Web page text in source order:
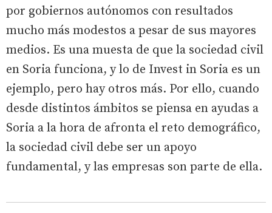
por gobiernos autónomos con resultados
mucho más modestos a pesar de sus mayores
medios. Es una muesta de que la sociedad civil
en Soria funciona, y lo de Invest in Soria es un
ejemplo, pero hay otros más. Por ello, cuando
desde distintos ámbitos se piensa en ayudas a
Soria a la hora de afronta el reto demográfico,
la sociedad civil debe ser un apoyo
fundamental, y las empresas son parte de ella.